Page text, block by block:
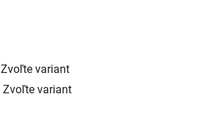
Zvoľte variant
Zvoľte variant